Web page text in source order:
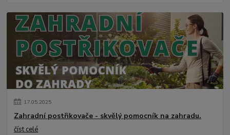
17.05.2025
Zahradní postřikovače - skvělý pomocník na zahradu.
číst celé